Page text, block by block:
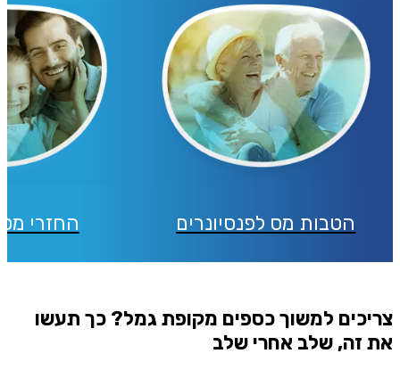
הטבות מס לפנסיונרים החזרי
צריכים למשוך כספים מקופת גמל? כך תעשו
את זה, שלב אחרי שלב